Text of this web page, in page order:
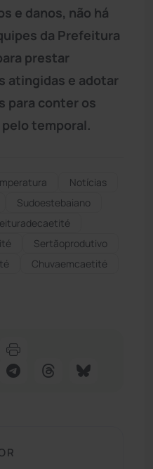
e danos, não há
da Prefeitura
prestar
atingidas e adotar
para conter os
temporal.
Notícias
Sudoestebaiano
Sertãoprodutivo
Chuvaemcaetité